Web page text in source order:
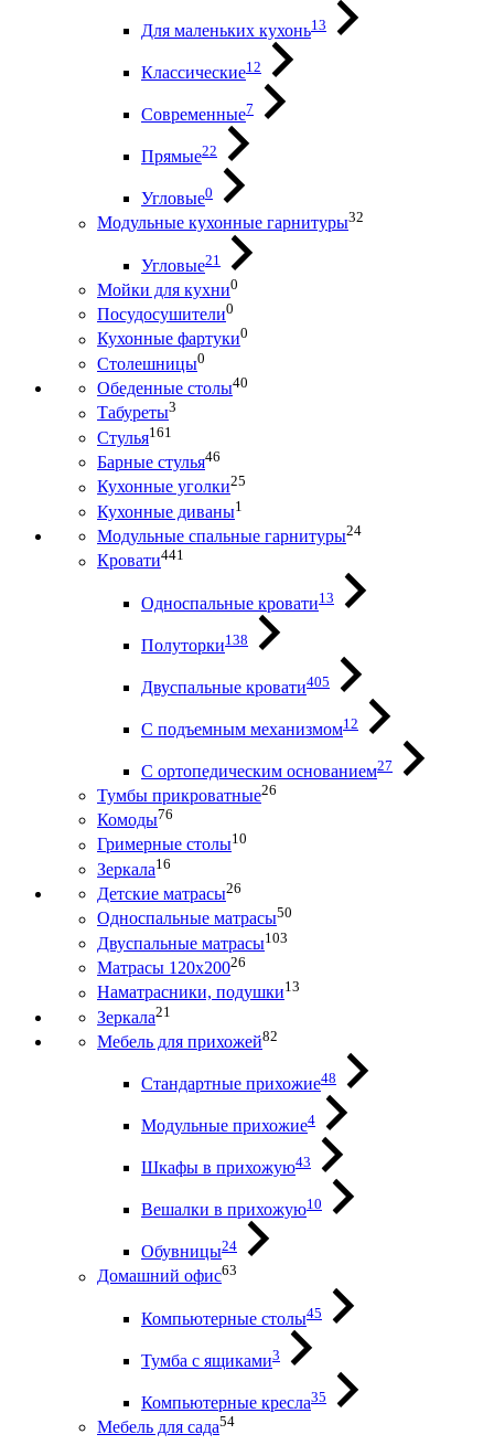
Для маленьких кухонь13
Классические12
Современные7
Прямые22
Угловые0
Модульные кухонные гарнитуры32
Угловые21
Мойки для кухни0
Посудосушители0
Кухонные фартуки0
Столешницы0
Обеденные столы40
Табуреты3
Стулья161
Барные стулья46
Кухонные уголки25
Кухонные диваны1
Модульные спальные гарнитуры24
Кровати441
Односпальные кровати13
Полуторки138
Двуспальные кровати405
С подъемным механизмом12
С ортопедическим основанием27
Тумбы прикроватные26
Комоды76
Гримерные столы10
Зеркала16
Детские матрасы26
Односпальные матрасы50
Двуспальные матрасы103
Матрасы 120х20026
Наматрасники, подушки13
Зеркала21
Мебель для прихожей82
Стандартные прихожие48
Модульные прихожие4
Шкафы в прихожую43
Вешалки в прихожую10
Обувницы24
Домашний офис63
Компьютерные столы45
Тумба с ящиками3
Компьютерные кресла35
Мебель для сада54